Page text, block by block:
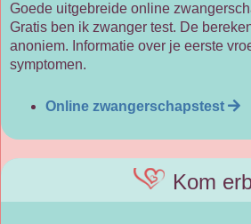
Goede uitgebreide online
Gratis ben ik zwanger test. De
anoniem. Informatie over je eerste
symptomen.
Online zwangerschapstest
Kom